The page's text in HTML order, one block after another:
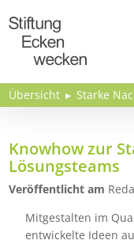
Übersicht Starke
Knowhow zur
Lösungsteams
Veröffentlicht am
Mitgestalten im
entwickelte Ideen